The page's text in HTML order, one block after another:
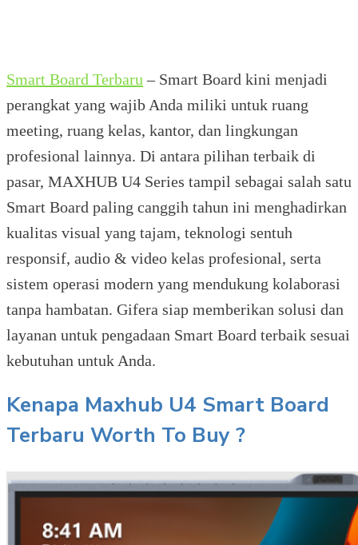
Smart Board Terbaru – Smart Board kini menjadi
perangkat yang wajib Anda miliki untuk ruang
meeting, ruang kelas, kantor, dan lingkungan
profesional lainnya. Di antara pilihan terbaik di
pasar, MAXHUB U4 Series tampil sebagai salah satu
Smart Board paling canggih tahun ini menghadirkan
kualitas visual yang tajam, teknologi sentuh
responsif, audio & video kelas profesional, serta
sistem operasi modern yang mendukung kolaborasi
tanpa hambatan. Gifera siap memberikan solusi dan
layanan untuk pengadaan Smart Board terbaik sesuai
kebutuhan untuk Anda.
Kenapa Maxhub U4 Smart Board
Terbaru Worth To Buy ?